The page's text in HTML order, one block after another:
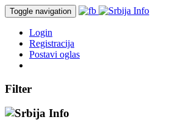
Toggle navigation
Login
Registracija
Postavi oglas
Filter